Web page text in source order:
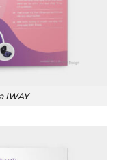
IWAY